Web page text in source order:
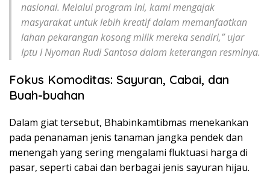
nasional. Melalui program ini, kami mengajak
masyarakat untuk lebih kreatif dalam memanfaatkan
lahan pekarangan kosong milik mereka sendiri,” ujar
Iptu I Nyoman Rudi Santosa dalam keterangan resminya.
Fokus Komoditas: Sayuran, Cabai, dan
Buah-buahan
Dalam giat tersebut, Bhabinkamtibmas menekankan
pada penanaman jenis tanaman jangka pendek dan
menengah yang sering mengalami fluktuasi harga di
pasar, seperti cabai dan berbagai jenis sayuran hijau.